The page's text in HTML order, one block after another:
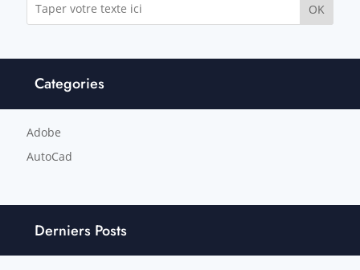
OK
Categories
Adobe
AutoCad
Derniers Posts